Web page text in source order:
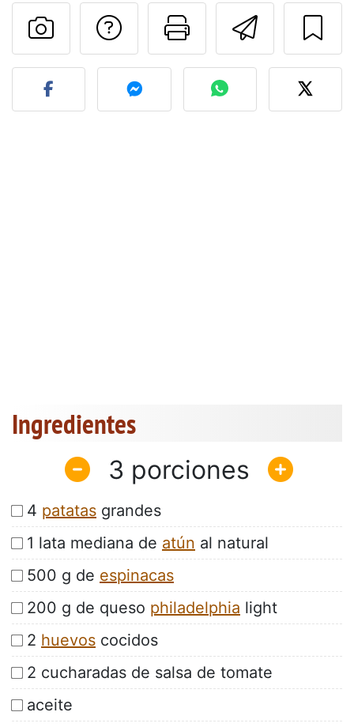
Imprimir
Preguntar al autor
Publicar la foto de esta
Ingredientes
3
4 patatas grandes
1 lata mediana de atún al natural
500 g de espinacas
200 g de queso philadelphia light
2 huevos cocidos
2 cucharadas de salsa de tomate
aceite